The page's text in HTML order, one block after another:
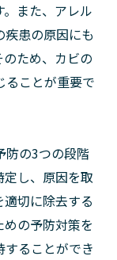
また、アレル
患の原因にも
ため、カビの
ることが重要で
防の3つの段階
し、原因を取
切に除去する
の予防対策を
ることができ